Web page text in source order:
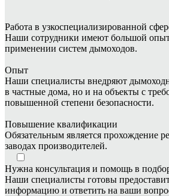
Работа в узкоспециализированной
Наши сотрудники имеют большой опыт
применении систем дымоходов.
Опыт
Наши специалисты внедряют
в частные дома, но и на объекты с
повышенной степени безопасности.
Повышение квалификации
Обязательным является прохождение
заводах производителей.
Нужна консультация и помощь в
Наши специалисты готовы
информацию и ответить на ваши